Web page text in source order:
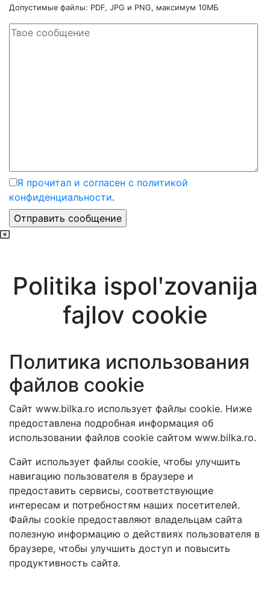
Допустимые файлы: PDF, JPG и PNG, максимум 10МБ
Я прочитал и согласен с политикой
конфиденциальности.
Politika ispolʹzovanija
fajlov cookie
Политика использования
файлов cookie
Сайт www.bilka.ro использует файлы cookie. Ниже
предоставлена подробная информация об
использовании файлов cookie сайтом www.bilka.ro.
Сайт использует файлы cookie, чтобы улучшить
навигацию пользователя в браузере и
предоставить сервисы, соответствующие
интересам и потребностям наших посетителей.
Файлы cookie предоставляют владельцам сайта
полезную информацию о действиях пользователя в
браузере, чтобы улучшить доступ и повысить
продуктивность сайта.